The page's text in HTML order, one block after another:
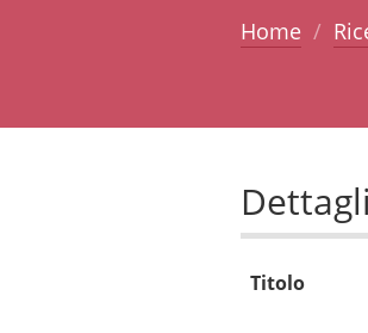
Home
Dettagli
Titolo